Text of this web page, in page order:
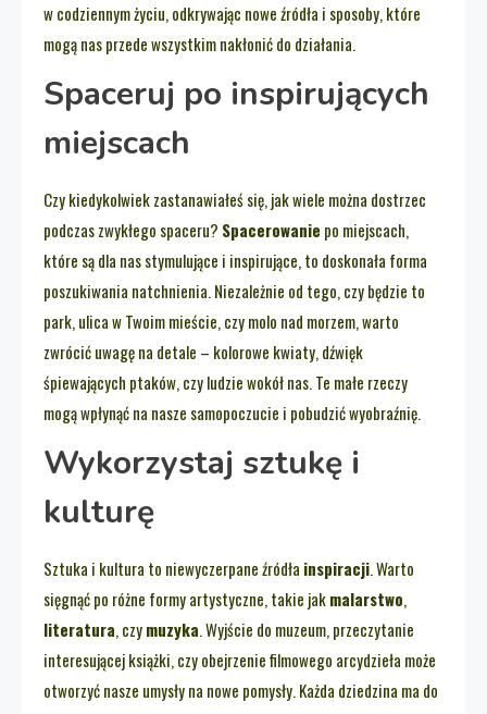
w codziennym życiu, odkrywając nowe źródła i sposoby, które
mogą nas przede wszystkim nakłonić do działania.
Spaceruj po inspirujących
miejscach
Czy kiedykolwiek zastanawiałeś się, jak wiele można dostrzec
podczas zwykłego spaceru? Spacerowanie po miejscach,
które są dla nas stymulujące i inspirujące, to doskonała forma
poszukiwania natchnienia. Niezależnie od tego, czy będzie to
park, ulica w Twoim mieście, czy molo nad morzem, warto
zwrócić uwagę na detale – kolorowe kwiaty, dźwięk
śpiewających ptaków, czy ludzie wokół nas. Te małe rzeczy
mogą wpłynąć na nasze samopoczucie i pobudzić wyobraźnię.
Wykorzystaj sztukę i
kulturę
Sztuka i kultura to niewyczerpane źródła inspiracji. Warto
sięgnąć po różne formy artystyczne, takie jakmalarstwo,
literatura, czymuzyka. Wyjście do muzeum, przeczytanie
interesującej książki, czy obejrzenie filmowego arcydzieła może
otworzyć nasze umysły na nowe pomysły. Każda dziedzina ma do